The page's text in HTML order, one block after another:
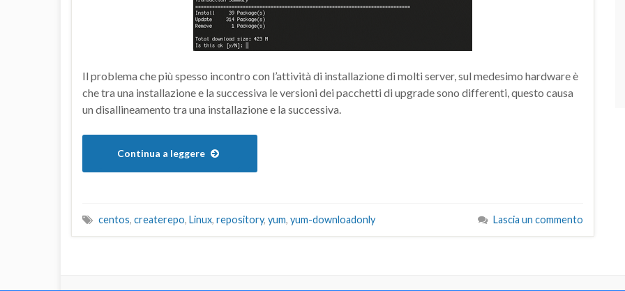
Il problema che più spesso incontro con l’attività di installazione di molti server, sul medesimo hardware è
che tra una installazione e la successiva le versioni dei pacchetti di upgrade sono differenti, questo causa
un disallineamento tra una installazione e la successiva.
Continua a leggere
centos, createrepo, Linux, repository, yum, yum-downloadonly Lascia un commento